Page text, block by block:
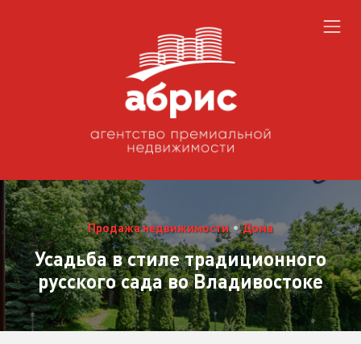
Продажа недвижимости •Дома
Усадьба в стиле традиционного
русского сада во Владивостоке